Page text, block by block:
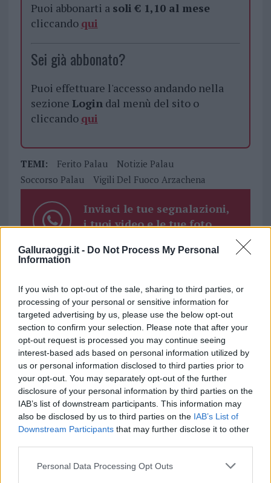
Galluraoggi.it - Do Not Process My Personal
Information
If you wish to opt-out of the sale, sharing to third parties, or
processing of your personal or sensitive information for
targeted advertising by us, please use the below opt-out
section to confirm your selection. Please note that after your
opt-out request is processed you may continue seeing
interest-based ads based on personal information utilized by
us or personal information disclosed to third parties prior to
your opt-out. You may separately opt-out of the further
disclosure of your personal information by third parties on the
IAB’s list of downstream participants. This information may
also be disclosed by us to third parties on the IAB’s List of
Downstream Participants that may further disclose it to other
Please note that this website/app uses one or more Google
Personal Data Processing Opt Outs
Puoi abbonarti a soli € 1,10 al mese
cliccando qui
Sei già abbonato?
Puoi effettuare l'accesso andando nella
sezione Logindal menù del sito o
cliccando qui
TEMI: Ferito Palau
Notizie Palau
Soccorso Palau
Vigili Del Fuoco Arzachena
Inviaci le tue segnalazioni,
i tuoi video e le tue foto
345 356 7512
Notizie in tempo reale?
Entra nel canale telegram di
GalluraOggi.it
Ricevi le nostre ultime news
daGoogle News